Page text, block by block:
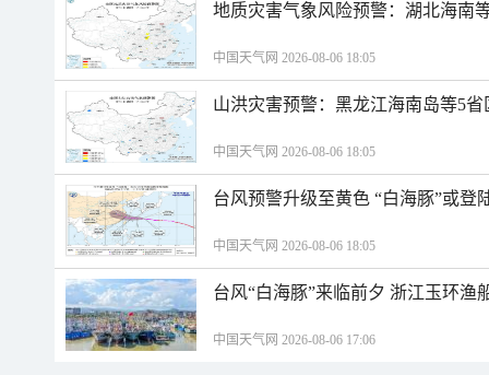
地质灾害气象风险预警：湖北海南
中国天气网 2026-08-06 18:05
山洪灾害预警：黑龙江海南岛等5
中国天气网 2026-08-06 18:05
台风预警升级至黄色 “白海豚”或登
中国天气网 2026-08-06 18:05
台风“白海豚”来临前夕 浙江玉环渔
中国天气网 2026-08-06 17:06